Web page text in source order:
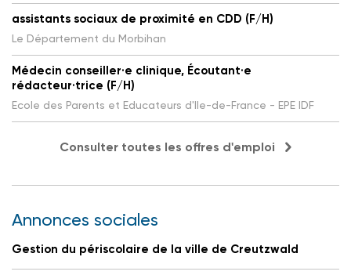
assistants sociaux de proximité en CDD (F/H)
Le Département du Morbihan
Médecin conseiller·e clinique, Écoutant·e
rédacteur·trice (F/H)
Ecole des Parents et Educateurs d'Ile-de-France - EPE IDF
Consulter toutes les offres d'emploi
Annonces sociales
Gestion du périscolaire de la ville de Creutzwald